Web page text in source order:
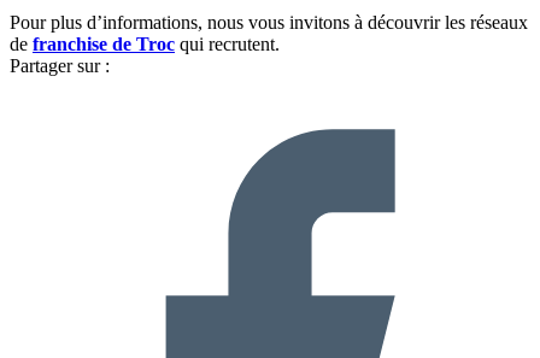
Pour plus d’informations, nous vous invitons à découvrir les réseaux
de franchise de Troc qui recrutent.
Partager sur :